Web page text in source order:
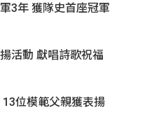
3年 獲隊史首座冠軍
活動 獻唱詩歌祝福
位模範父親獲表揚